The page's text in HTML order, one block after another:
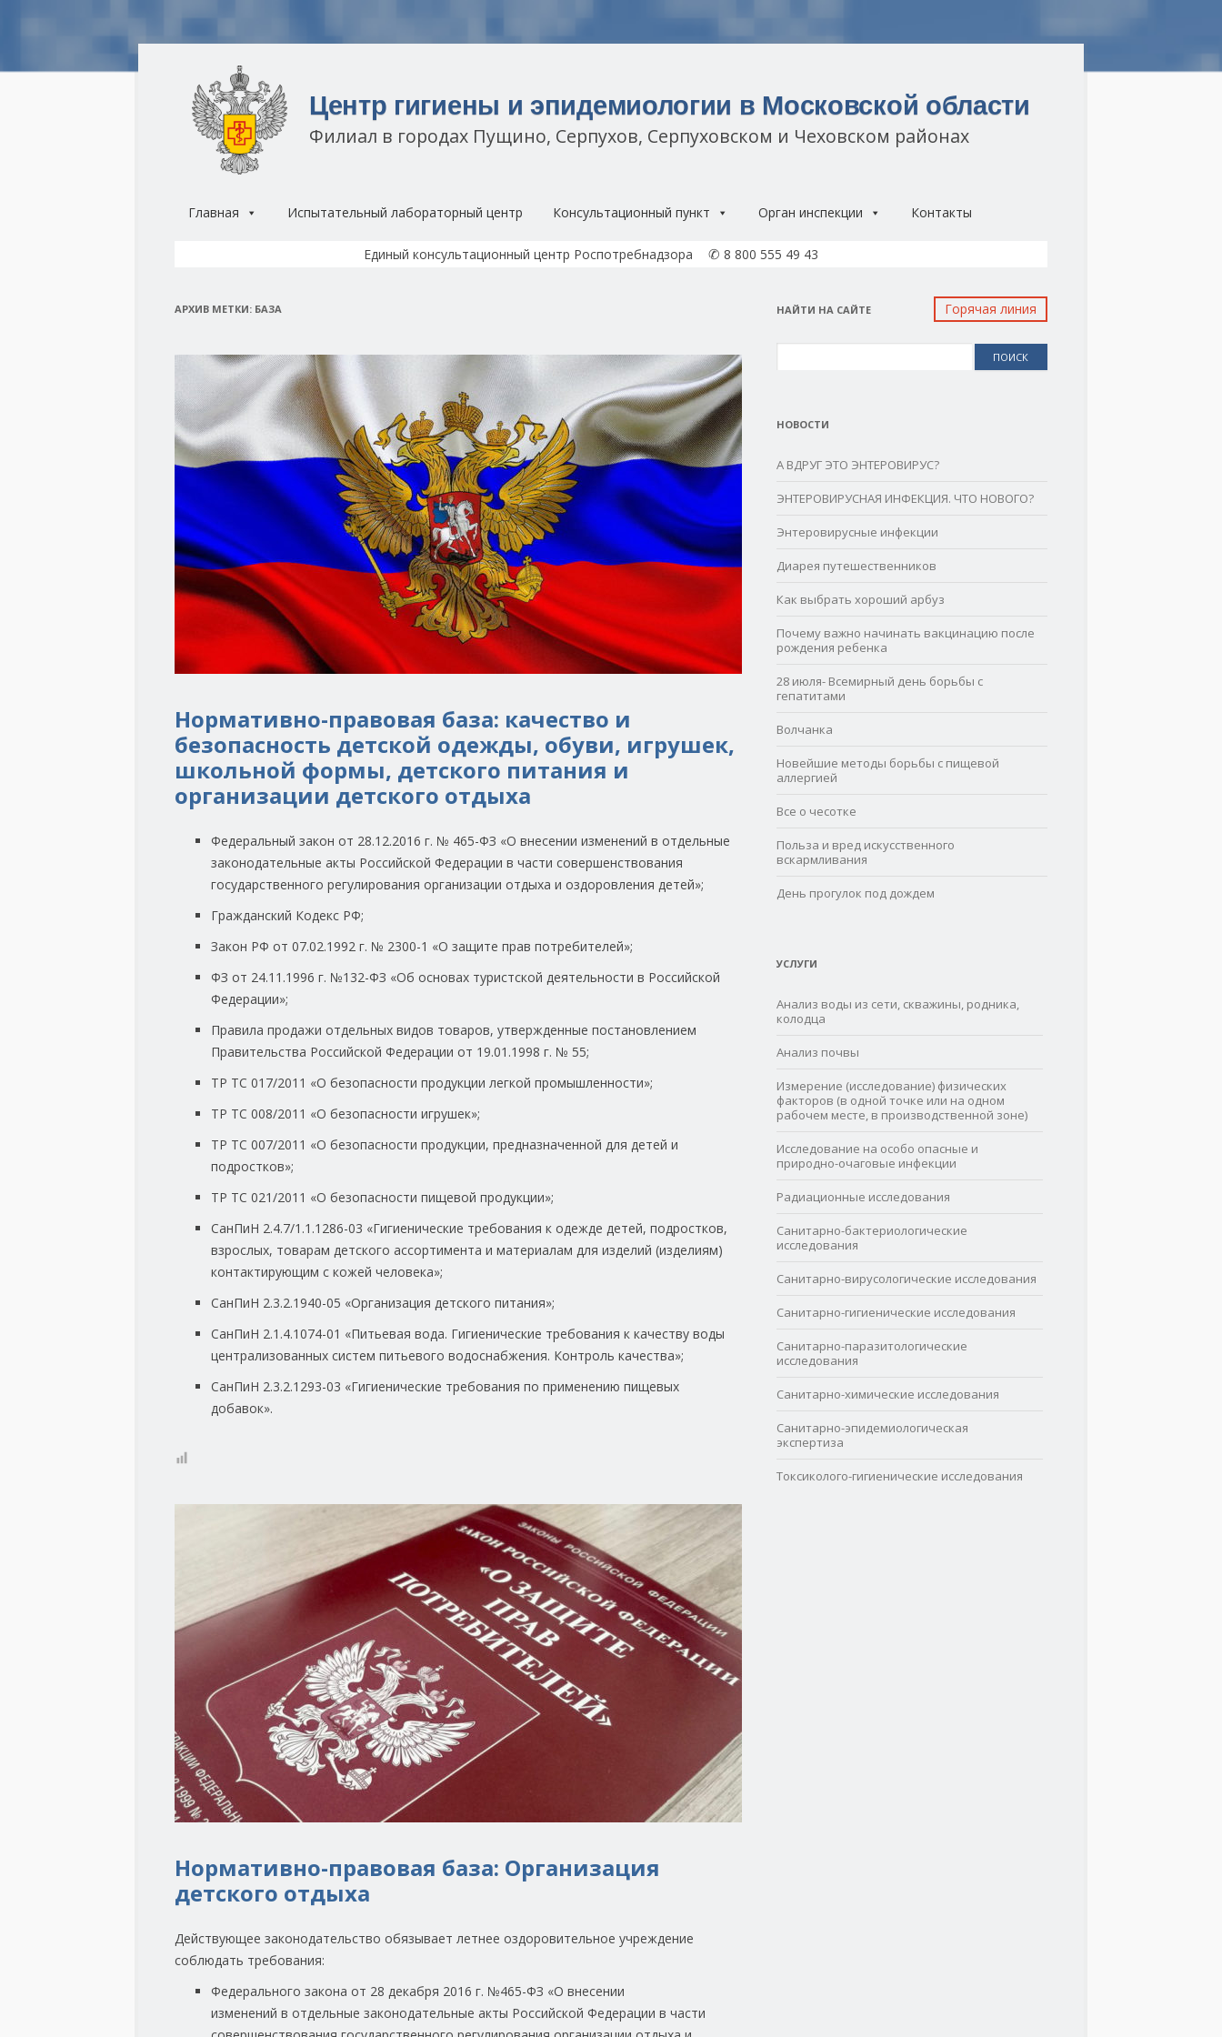
Центр гигиены и эпидемиологии в Московской области
Филиал в городах Пущино, Серпухов, Серпуховском и Чеховском районах
Главная Испытательный лабораторный центр Консультационный пункт Орган инспекции Контакты
Единый консультационный центр Роспотребнадзора ✆ 8 800 555 49 43
АРХИВ МЕТКИ: БАЗА
Нормативно-правовая база: качество и
безопасность детской одежды, обуви, игрушек,
школьной формы, детского питания и
организации детского отдыха
Федеральный закон от 28.12.2016 г. № 465-ФЗ «О внесении изменений в отдельные
законодательные акты Российской Федерации в части совершенствования
государственного регулирования организации отдыха и оздоровления детей»;
Гражданский Кодекс РФ;
Закон РФ от 07.02.1992 г. № 2300-1 «О защите прав потребителей»;
ФЗ от 24.11.1996 г. №132-ФЗ «Об основах туристской деятельности в Российской
Федерации»;
Правила продажи отдельных видов товаров, утвержденные постановлением
Правительства Российской Федерации от 19.01.1998 г. № 55;
ТР ТС 017/2011 «О безопасности продукции легкой промышленности»;
TP ТС 008/2011 «О безопасности игрушек»;
ТР ТС 007/2011 «О безопасности продукции, предназначенной для детей и
подростков»;
ТР ТС 021/2011 «О безопасности пищевой продукции»;
СанПиН 2.4.7/1.1.1286-03 «Гигиенические требования к одежде детей, подростков,
взрослых, товарам детского ассортимента и материалам для изделий (изделиям)
контактирующим с кожей человека»;
СанПиН 2.3.2.1940-05 «Организация детского питания»;
СанПиН 2.1.4.1074-01 «Питьевая вода. Гигиенические требования к качеству воды
централизованных систем питьевого водоснабжения. Контроль качества»;
СанПиН 2.3.2.1293-03 «Гигиенические требования по применению пищевых
добавок».
Нормативно-правовая база: Организация
детского отдыха
Действующее законодательство обязывает летнее оздоровительное учреждение
соблюдать требования:
Федерального закона от 28 декабря 2016 г. №465-ФЗ «О внесении
изменений в отдельные законодательные акты Российской Федерации в части
Горячая линия
НАЙТИ НА САЙТЕ
НОВОСТИ
А ВДРУГ ЭТО ЭНТЕРОВИРУС?
ЭНТЕРОВИРУСНАЯ ИНФЕКЦИЯ. ЧТО НОВОГО?
Энтеровирусные инфекции
Диарея путешественников
Как выбрать хороший арбуз
Почему важно начинать вакцинацию после
рождения ребенка
28 июля- Всемирный день борьбы с
гепатитами
Волчанка
Новейшие методы борьбы с пищевой
аллергией
Все о чесотке
Польза и вред искусственного
вскармливания
День прогулок под дождем
УСЛУГИ
Анализ воды из сети, скважины, родника,
колодца
Анализ почвы
Измерение (исследование) физических
факторов (в одной точке или на одном
рабочем месте, в производственной зоне)
Исследование на особо опасные и
природно-очаговые инфекции
Радиационные исследования
Санитарно-бактериологические
исследования
Санитарно-вирусологические исследования
Санитарно-гигиенические исследования
Санитарно-паразитологические
исследования
Санитарно-химические исследования
Санитарно-эпидемиологическая
экспертиза
Токсиколого-гигиенические исследования